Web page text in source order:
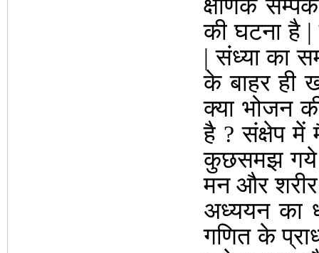
क्षणिक
की घटना है |
| संध्या का
के बाहर ही
क्या भोजन
है ? संक्षेप में
कुछसमझ गये
मन और शरीर
अध्ययन का
गणित के